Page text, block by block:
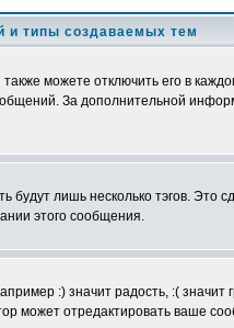
и типы создаваемых тем
можете отключить его в
За дополнительной
будут лишь несколько тэгов. Это
этого сообщения.
:) значит радость, :(
может отредактировать ваше